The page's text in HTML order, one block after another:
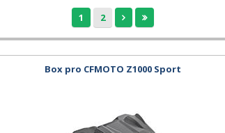
1 2
Box pro CFMOTO Z1000 Sport